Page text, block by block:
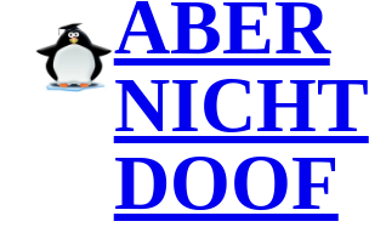
ABER
NICHT
DOOF